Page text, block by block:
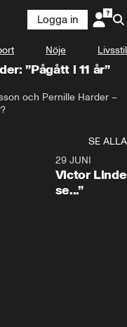
Logga in
Nöje Livsstil
”Pågått i 11 år”
och Pernille Harder –
SE ALLA
29 JUNI
Victor
se...”